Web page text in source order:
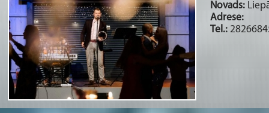
Novads:
Adrese:
Tel.: